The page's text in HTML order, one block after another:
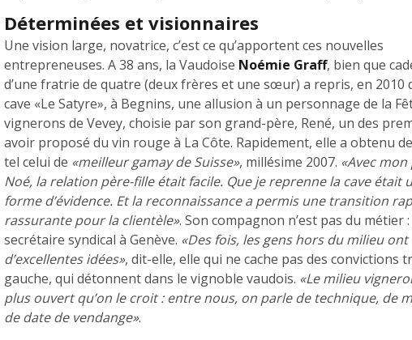
Déterminées et visionnaires
Une vision large, novatrice, c’est ce qu’apportent ces nouvelles
entrepreneuses. A 38 ans, la Vaudoise Noémie Graff, bien que
d’une fratrie de quatre (deux frères et une sœur) a repris, en 2010
cave «Le Satyre», à Begnins, une allusion à un personnage de la
vignerons de Vevey, choisie par son grand-père, René, un des
avoir proposé du vin rouge à La Côte. Rapidement, elle a obtenu
tel celui de «meilleur gamay de Suisse», millésime 2007. «Avec mon
Noé, la relation père-fille était facile. Que je reprenne la cave était
forme d’évidence. Et la reconnaissance a permis une transition
rassurante pour la clientèle». Son compagnon n’est pas du métier
secrétaire syndical à Genève. «Des fois, les gens hors du milieu ont
d’excellentes idées», dit-elle, elle qui ne cache pas des convictions
gauche, qui détonnent dans le vignoble vaudois. «Le milieu
plus ouvert qu’on le croit : entre nous, on parle de technique, de
de date de vendange».